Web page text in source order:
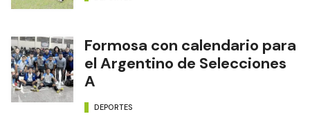
Formosa con calendario para
el Argentino de Selecciones
A
DEPORTES